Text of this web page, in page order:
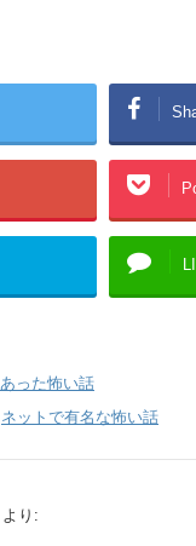
った怖い話
ネットで有名な怖い話
より: